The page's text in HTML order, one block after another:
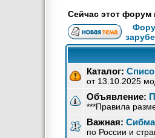
Сейчас этот форум
Каталог:
от 13.10.2025
Объявление:
***Правила
Важная:
по России и